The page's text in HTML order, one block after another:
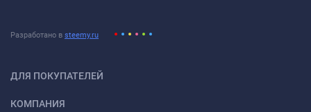
Разработано в steemy.ru
ДЛЯ ПОКУПАТЕЛЕЙ
КОМПАНИЯ